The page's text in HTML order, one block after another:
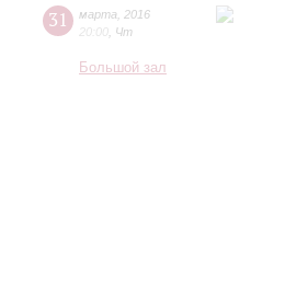
31 марта
2016
20:00 Чт
Большой зал